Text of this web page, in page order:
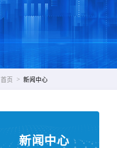
首页 > 新闻中心
新闻中心